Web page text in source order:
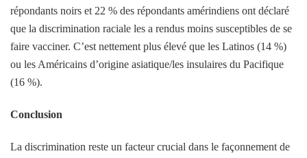
répondants noirs et 22 % des répondants amérindiens ont déclaré
que la discrimination raciale les a rendus moins susceptibles de se
faire vacciner. C’est nettement plus élevé que les Latinos (14 %)
ou les Américains d’origine asiatique/les insulaires du Pacifique
(16 %).
Conclusion
La discrimination reste un facteur crucial dans le façonnement de